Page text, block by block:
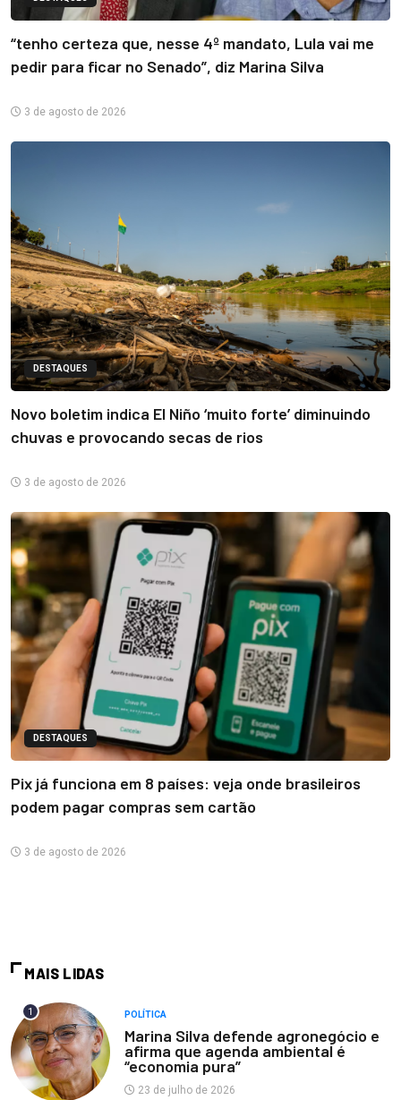
“tenho certeza que, nesse 4º mandato, Lula vai me
pedir para ficar no Senado”, diz Marina Silva
3 de agosto de 2026
DESTAQUES
Novo boletim indica El Niño ‘muito forte’ diminuindo
chuvas e provocando secas de rios
3 de agosto de 2026
DESTAQUES
Pix já funciona em 8 países: veja onde brasileiros
podem pagar compras sem cartão
3 de agosto de 2026
MAIS LIDAS
1 POLÍTICA
Marina Silva defende agronegócio e
afirma que agenda ambiental é
“economia pura”
23 de julho de 2026